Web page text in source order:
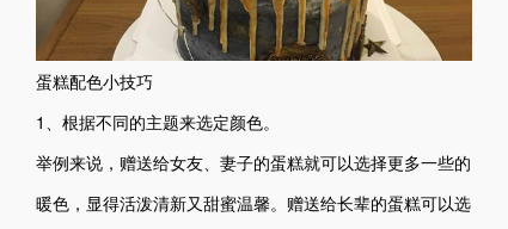
蛋糕配色小技巧
1、根据不同的主题来选定颜色。
举例来说，赠送给女友、妻子的蛋糕就可以选择更多一些的
暖色，显得活泼清新又甜蜜温馨。赠送给长辈的蛋糕可以选